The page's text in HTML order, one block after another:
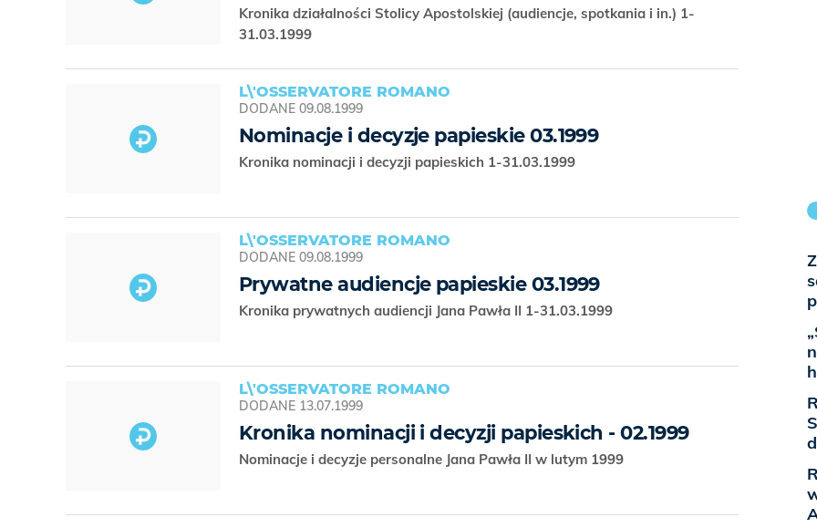
Kronika działalności Stolicy Apostolskiej (audiencje, spotkania i in.) 1-
31.03.1999
L\'OSSERVATORE ROMANO
DODANE 09.08.1999
Nominacje i decyzje papieskie 03.1999
Kronika nominacji i decyzji papieskich 1-31.03.1999
L\'OSSERVATORE ROMANO
DODANE 09.08.1999
Prywatne audiencje papieskie 03.1999
Kronika prywatnych audiencji Jana Pawła II 1-31.03.1999
L\'OSSERVATORE ROMANO
DODANE 13.07.1999
Kronika nominacji i decyzji papieskich - 02.1999
Nominacje i decyzje personalne Jana Pawła II w lutym 1999